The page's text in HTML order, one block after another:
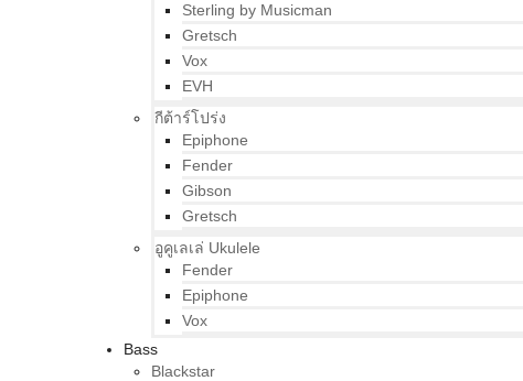
Sterling by Musicman
Gretsch
Vox
EVH
กีต้าร์โปร่ง
Epiphone
Fender
Gibson
Gretsch
อูคูเลเล่ Ukulele
Fender
Epiphone
Vox
Bass
Blackstar